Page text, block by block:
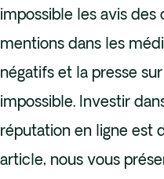
impossible les avis des
mentions dans les
négatifs et la presse
impossible. Investir
réputation en ligne est
article, nous vous